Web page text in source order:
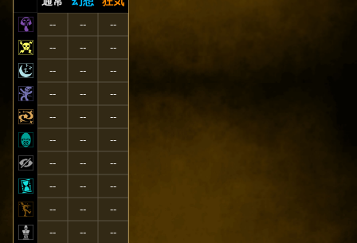
-- --
--
--
--
--
--
--
--
--
--
--
--
--
--
--
--
--
--
--
--
--
--
--
--
--
--
--
--
--